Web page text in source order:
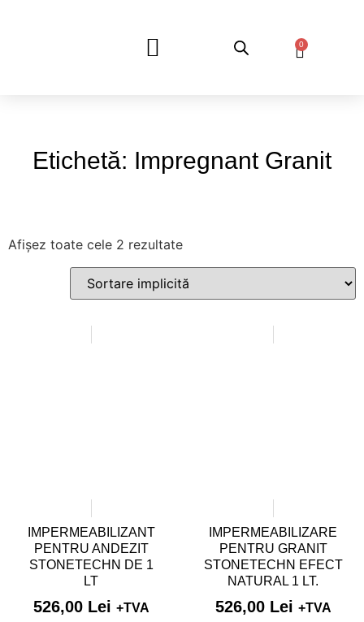
0
Etichetă: Impregnant Granit
Afișez toate cele 2 rezultate
IMPERMEABILIZANT
PENTRU ANDEZIT
STONETECHN DE 1
LT
526,00 Lei +TVA
IMPERMEABILIZARE
PENTRU GRANIT
STONETECHN EFECT
NATURAL 1 LT.
526,00 Lei +TVA